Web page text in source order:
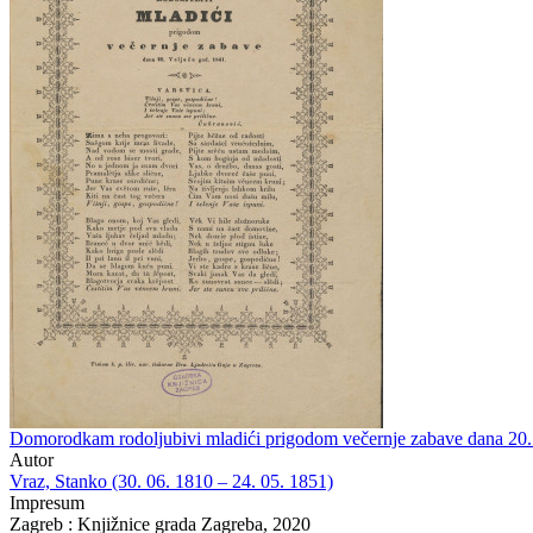
Domorodkam rodoljubivi mladići prigodom večernje zabave dana
Autor
Vraz, Stanko (30. 06. 1810 – 24. 05. 1851)
Impresum
Zagreb : Knjižnice grada Zagreba, 2020